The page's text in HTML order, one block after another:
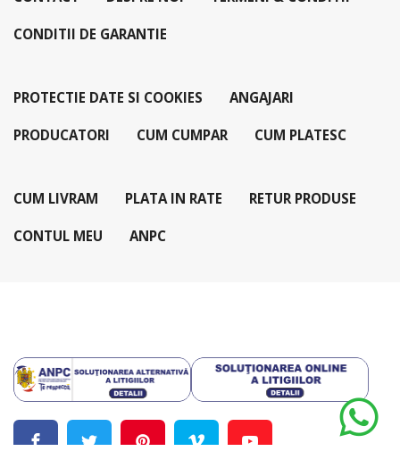
CONDITII DE GARANTIE
PROTECTIE DATE SI COOKIES ANGAJARI
PRODUCATORI CUM CUMPAR CUM PLATESC
CUM LIVRAM PLATA IN RATE RETUR PRODUSE
CONTUL MEU ANPC